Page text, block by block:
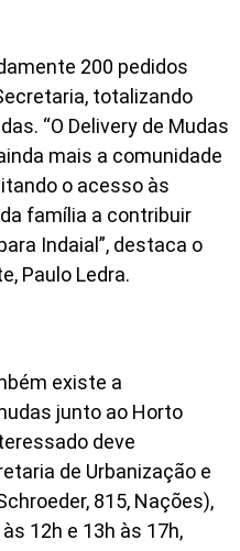
200 pedidos
totalizando
“O Delivery de Mudas
mais a comunidade
o acesso às
família a contribuir
Indaial”, destaca o
Paulo Ledra.
existe a
junto ao Horto
deve
de Urbanização e
815, Nações),
12h e 13h às 17h,